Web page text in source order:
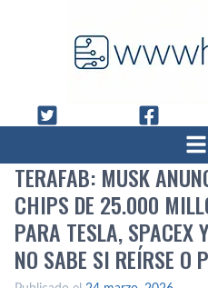
TERAFAB: MUSK
CHIPS DE 25.000
PARA TESLA,
NO SABE SI REÍRSE O